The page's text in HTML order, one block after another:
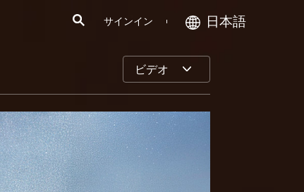
サインイン 日本語
ビデオ